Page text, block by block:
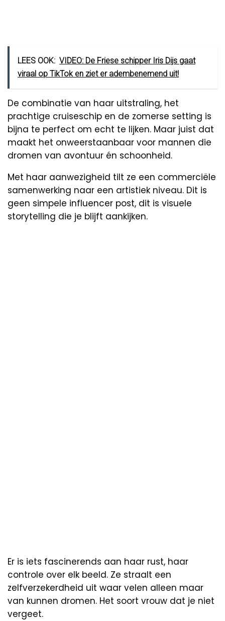
LEES OOK: VIDEO: De Friese schipper Iris Dijs gaat
viraal op TikTok en ziet er adembenemend uit!
De combinatie van haar uitstraling, het
prachtige cruiseschip en de zomerse setting is
bijna te perfect om echt te lijken. Maar juist dat
maakt het onweerstaanbaar voor mannen die
dromen van avontuur én schoonheid.
Met haar aanwezigheid tilt ze een commerciële
samenwerking naar een artistiek niveau. Dit is
geen simpele influencer post, dit is visuele
storytelling die je blijft aankijken.
Er is iets fascinerends aan haar rust, haar
controle over elk beeld. Ze straalt een
zelfverzekerdheid uit waar velen alleen maar
van kunnen dromen. Het soort vrouw dat je niet
vergeet.